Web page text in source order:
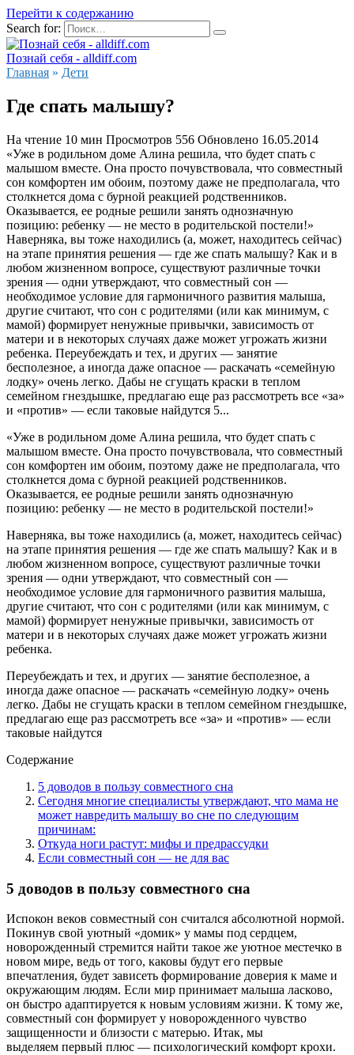
Перейти к содержанию
Search for:
Познай себя - alldiff.com
Главная » Дети
Где спать малышу?
На чтение 10 мин Просмотров 556 Обновлено 16.05.2014
«Уже в родильном доме Алина решила, что будет спать с
малышом вместе. Она просто почувствовала, что совместный
сон комфортен им обоим, поэтому даже не предполагала, что
столкнется дома с бурной реакцией родственников.
Оказывается, ее родные решили занять однозначную
позицию: ребенку — не место в родительской постели!»
Наверняка, вы тоже находились (а, может, находитесь сейчас)
на этапе принятия решения — где же спать малышу? Как и в
любом жизненном вопросе, существуют различные точки
зрения — одни утверждают, что совместный сон —
необходимое условие для гармоничного развития малыша,
другие считают, что сон с родителями (или как минимум, с
мамой) формирует ненужные привычки, зависимость от
матери и в некоторых случаях даже может угрожать жизни
ребенка. Переубеждать и тех, и других — занятие
бесполезное, а иногда даже опасное — раскачать «семейную
лодку» очень легко. Дабы не сгущать краски в теплом
семейном гнездышке, предлагаю еще раз рассмотреть все «за»
и «против» — если таковые найдутся 5...
«Уже в родильном доме Алина решила, что будет спать с
малышом вместе. Она просто почувствовала, что совместный
сон комфортен им обоим, поэтому даже не предполагала, что
столкнется дома с бурной реакцией родственников.
Оказывается, ее родные решили занять однозначную
позицию: ребенку — не место в родительской постели!»
Наверняка, вы тоже находились (а, может, находитесь сейчас)
на этапе принятия решения — где же спать малышу? Как и в
любом жизненном вопросе, существуют различные точки
зрения — одни утверждают, что совместный сон —
необходимое условие для гармоничного развития малыша,
другие считают, что сон с родителями (или как минимум, с
мамой) формирует ненужные привычки, зависимость от
матери и в некоторых случаях даже может угрожать жизни
ребенка.
Переубеждать и тех, и других — занятие бесполезное, а
иногда даже опасное — раскачать «семейную лодку» очень
легко. Дабы не сгущать краски в теплом семейном гнездышке,
предлагаю еще раз рассмотреть все «за» и «против» — если
таковые найдутся
Содержание
5 доводов в пользу совместного сна
Сегодня многие специалисты утверждают, что мама не
может навредить малышу во сне по следующим
причинам:
Откуда ноги растут: мифы и предрассудки
Если совместный сон — не для вас
5 доводов в пользу совместного сна
Испокон веков совместный сон считался абсолютной нормой.
Покинув свой уютный «домик» у мамы под сердцем,
новорожденный стремится найти такое же уютное местечко в
новом мире, ведь от того, каковы будут его первые
впечатления, будет зависеть формирование доверия к маме и
окружающим людям. Если мир принимает малыша ласково,
он быстро адаптируется к новым условиям жизни. К тому же,
совместный сон формирует у новорожденного чувство
защищенности и близости с матерью. Итак, мы
выделяем первый плюс — психологический комфорт крохи.